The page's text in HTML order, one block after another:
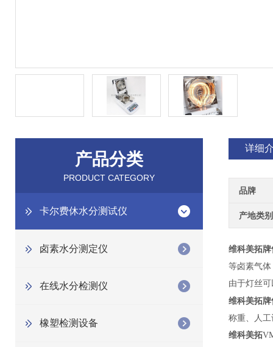
产品分类
PRODUCT CATEGORY
卡尔费休水分测试仪
卤素水分测定仪
在线水分检测仪
橡塑检测设备
详细
品牌
产地类别
维科美拓牌
等卤素气
由于灯丝
维科美拓牌
称重、人
维科美拓